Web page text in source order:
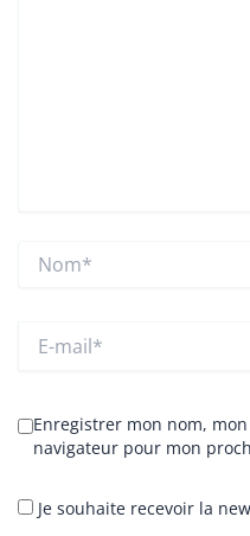
mail*
Enregistrer mon nom,
navigateur pour mon
Je souhaite recevoir la